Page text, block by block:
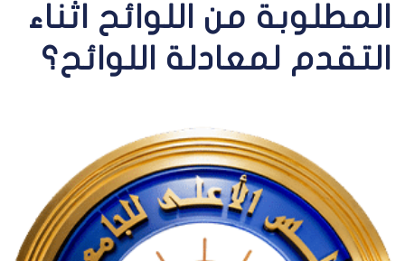
المطلوبة من اللوائح اثناء
التقدم لمعادلة اللوائح؟